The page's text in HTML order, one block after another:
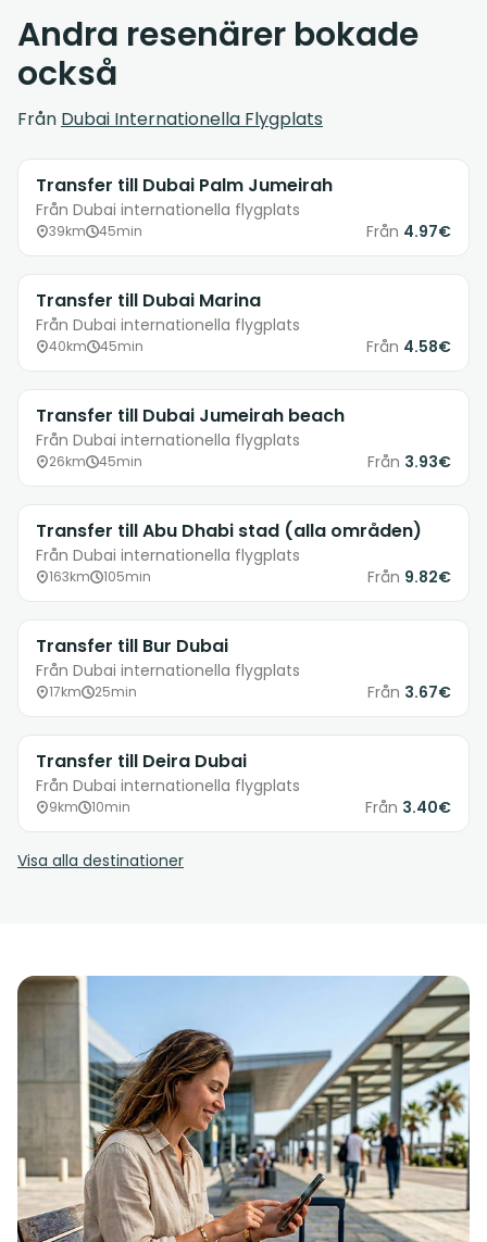
Andra resenärer bokade
också
Från Dubai Internationella Flygplats
Transfer till Dubai Palm Jumeirah
Från Dubai internationella flygplats
39km 45min Från 4.97€
Transfer till Dubai Marina
Från Dubai internationella flygplats
40km 45min Från 4.58€
Transfer till Dubai Jumeirah beach
Från Dubai internationella flygplats
26km 45min Från 3.93€
Transfer till Abu Dhabi stad (alla områden)
Från Dubai internationella flygplats
163km 105min Från 9.82€
Transfer till Bur Dubai
Från Dubai internationella flygplats
17km 25min Från 3.67€
Transfer till Deira Dubai
Från Dubai internationella flygplats
9km 10min Från 3.40€
Visa alla destinationer